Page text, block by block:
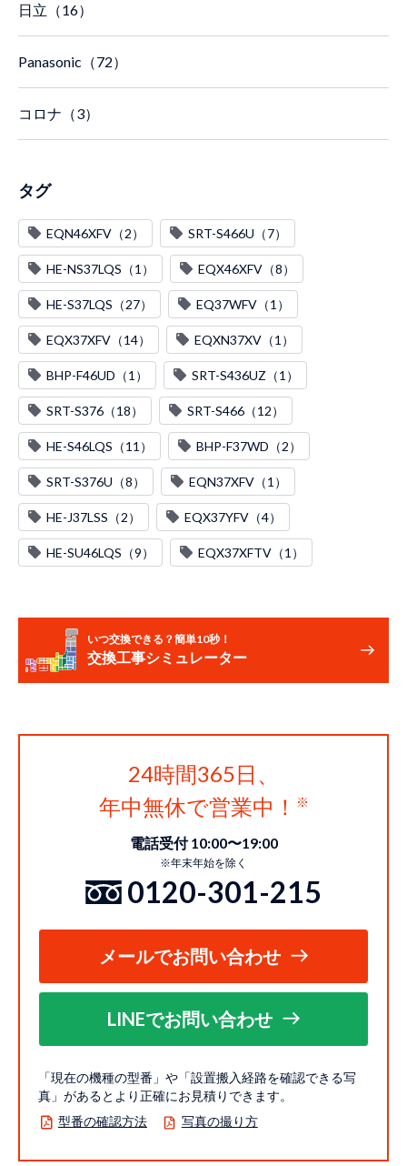
日立（16）
Panasonic（72）
コロナ（3）
タグ
EQN46XFV（2） SRT-S466U（7）
HE-NS37LQS（1） EQX46XFV（8）
HE-S37LQS（27） EQ37WFV（1）
EQX37XFV（14） EQXN37XV（1）
BHP-F46UD（1） SRT-S436UZ（1）
SRT-S376（18） SRT-S466（12）
HE-S46LQS（11） BHP-F37WD（2）
SRT-S376U（8） EQN37XFV（1）
HE-J37LSS（2） EQX37YFV（4）
HE-SU46LQS（9） EQX37XFTV（1）
いつ交換できる？簡単10秒！
交換工事シミュレーター
24時間365日、
年中無休で営業中！
電話受付 10:00〜19:00
※年末年始を除く
0120-301-215
メールでお問い合わせ
LINEでお問い合わせ
「現在の機種の型番」や「設置搬入経路を確認できる写
真」があるとより正確にお見積りできます。
型番の確認方法
写真の撮り方